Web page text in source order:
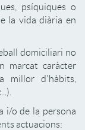
psíquiques o
la vida diària en
domiciliari no
marcat caràcter
millor d'hàbits,
i/o de la persona
actuacions: